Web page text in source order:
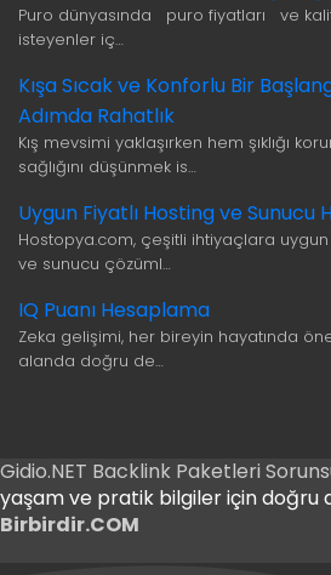
Puro dünyasında puro fiyatları ve
isteyenler iç…
Kışa Sıcak ve Konforlu Bir
Adımda Rahatlık
Kış mevsimi yaklaşırken hem şıklığı
sağlığını düşünmek is…
Uygun Fiyatlı Hosting ve Sunucu
Hostopya.com, çeşitli ihtiyaçlara
ve sunucu çözüml…
IQ Puanı Hesaplama
Zeka gelişimi, her bireyin hayatında
alanda doğru de…
Gidio.NET Backlink Paketleri
yaşam ve pratik bilgiler için doğru
Birbirdir.COM